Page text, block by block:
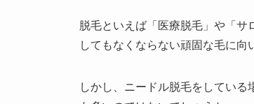
脱毛といえば「医療脱毛」や「
してもなくならない頑固な毛に向
しかし、ニードル脱毛をしてい